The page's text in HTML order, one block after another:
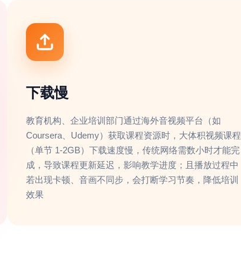
下载慢
教育机构、企业培训部门通过海外音视频平台（如
Coursera、Udemy）获取课程资源时，大体积视频课程
（单节 1-2GB）下载速度慢，传统网络需数小时才能完
成，导致课程更新延迟，影响教学进度；且播放过程中
若出现卡顿、音画不同步，会打断学习节奏，降低培训
效果